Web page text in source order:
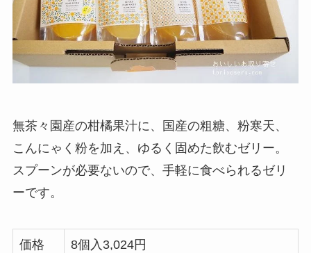
無茶々園産の柑橘果汁に、国産の粗糖、粉寒天、
こんにゃく粉を加え、ゆるく固めた飲むゼリー。
スプーンが必要ないので、手軽に食べられるゼリ
ーです。
価格 8個入3,024円